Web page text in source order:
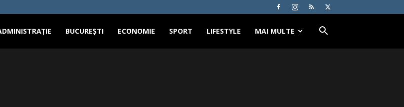
BUCUREȘTI ECONOMIE SPORT LIFESTYLE MAI MULTE